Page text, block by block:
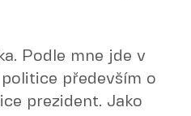
Podle mne jde v
především o
prezident. Jako